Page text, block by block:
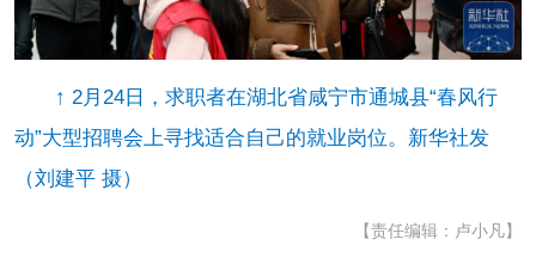
↑ 2月24日，求职者在湖北省咸宁市通城县“春风行
动”大型招聘会上寻找适合自己的就业岗位。新华社发
（刘建平 摄）
【责任编辑：卢小凡】